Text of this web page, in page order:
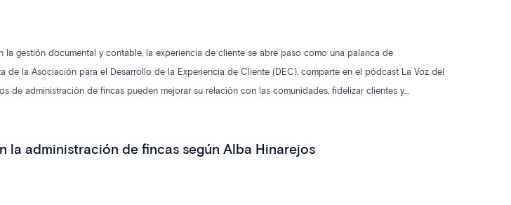
la gestión documental y contable, la experiencia de cliente se abre paso como una palanca de
de la Asociación para el Desarrollo de la Experiencia de Cliente (DEC), comparte en el pódcast La Voz del
de administración de fincas pueden mejorar su relación con las comunidades, fidelizar clientes y
la administración de fincas según Alba Hinarejos